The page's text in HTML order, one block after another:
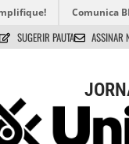
Comunica
SUGERIR PAUTA ASSINAR